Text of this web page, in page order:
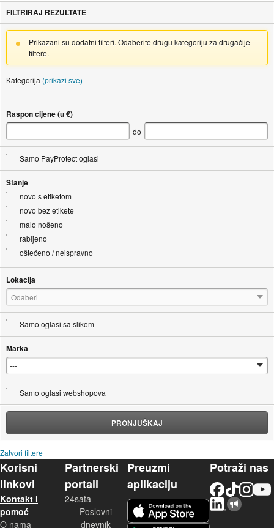
FILTRIRAJ REZULTATE
Prikazani su dodatni filteri. Odaberite drugu kategoriju za drugačije
filtere.
Kategorija (prikaži sve)
Raspon cijene (u €)
do
Samo PayProtect oglasi
Stanje
novo s etiketom
novo bez etikete
malo nošeno
rabljeno
oštećeno / neispravno
Lokacija
Odaberi
Samo oglasi sa slikom
Marka
Samo oglasi webshopova
PRONJUŠKAJ
Zatvori filtere
Korisni
linkovi
Kontakt i
pomoć
O nama
Partnerski
portali
24sata
Poslovni
dnevnik
Preuzmi
aplikaciju
Potraži nas